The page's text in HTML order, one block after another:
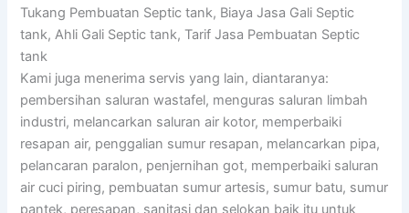
Tukang Pembuatan Septic tank, Biaya Jasa Gali Septic
tank, Ahli Gali Septic tank, Tarif Jasa Pembuatan Septic
tank
Kami juga menerima servis yang lain, diantaranya:
pembersihan saluran wastafel, menguras saluran limbah
industri, melancarkan saluran air kotor, memperbaiki
resapan air, penggalian sumur resapan, melancarkan pipa,
pelancaran paralon, penjernihan got, memperbaiki saluran
air cuci piring, pembuatan sumur artesis, sumur batu, sumur
pantek, peresapan, sanitasi dan selokan baik itu untuk